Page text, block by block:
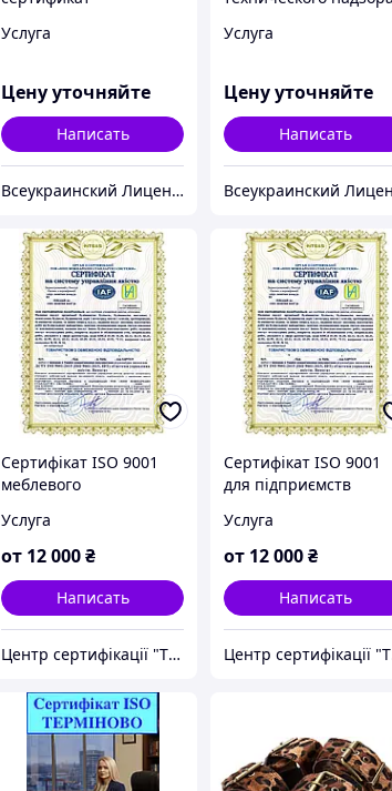
Услуга
Цену уточняйте
Написать
Всеукраинский Лицензионный Центр "Стройлиц"
Услуга
Цену уточняйте
Написать
Сертифікат ISO 9001
меблевого
міжнародні стандарти
гарантії якості,
тендерів та
відповідності
Услуга
от 12 000₴
Написать
Центр сертифікації "ТОВ Супровід" (Група компаній)
Сертифікат ISO 9001
для підприємств
авіаційної техніки,
гарантія міжнародної
безпека
Услуга
от 12 000₴
Написать